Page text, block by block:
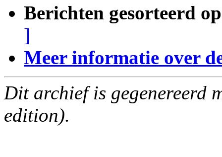
Berichten gesorteerd
]
Meer informatie over
Dit archief is gegenereerd
edition).